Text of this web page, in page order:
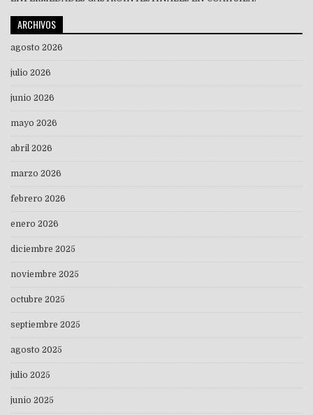
ARCHIVOS
agosto 2026
julio 2026
junio 2026
mayo 2026
abril 2026
marzo 2026
febrero 2026
enero 2026
diciembre 2025
noviembre 2025
octubre 2025
septiembre 2025
agosto 2025
julio 2025
junio 2025